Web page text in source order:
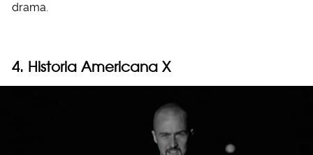
drama.
4. Historia Americana X